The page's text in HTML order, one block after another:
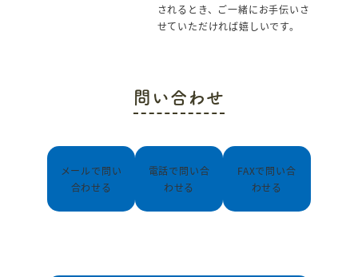
されるとき、ご一緒にお手伝いさ
せていただければ嬉しいです。
問い合わせ
メールで問い
合わせる
電話で問い合
わせる
FAXで問い合
わせる